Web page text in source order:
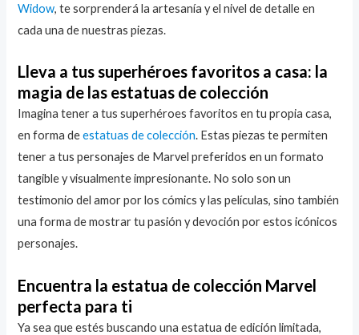
Widow, te sorprenderá la artesanía y el nivel de detalle en
cada una de nuestras piezas.
Lleva a tus superhéroes favoritos a casa: la
magia de las estatuas de colección
Imagina tener a tus superhéroes favoritos en tu propia casa,
en forma deestatuas de colección. Estas piezas te permiten
tener a tus personajes de Marvel preferidos en un formato
tangible y visualmente impresionante. No solo son un
testimonio del amor por los cómics y las películas, sino también
una forma de mostrar tu pasión y devoción por estos icónicos
personajes.
Encuentra la estatua de colección Marvel
perfecta para ti
Ya sea que estés buscando una estatua de edición limitada,